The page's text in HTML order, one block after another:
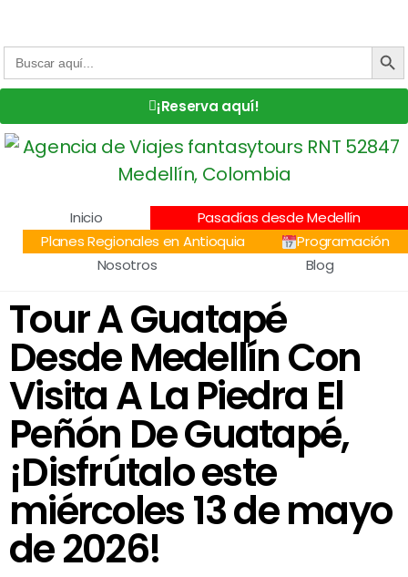
Buscar: BOTÓN
¡Reserva aquí!
Inicio
Pasadías desde Medellín
Planes Regionales en Antioquia
Programación
Nosotros
Blog
Tour A Guatapé
Desde Medellín Con
Visita A La Piedra El
Peñón De Guatapé,
¡Disfrútalo este
miércoles 13 de mayo
de 2026!